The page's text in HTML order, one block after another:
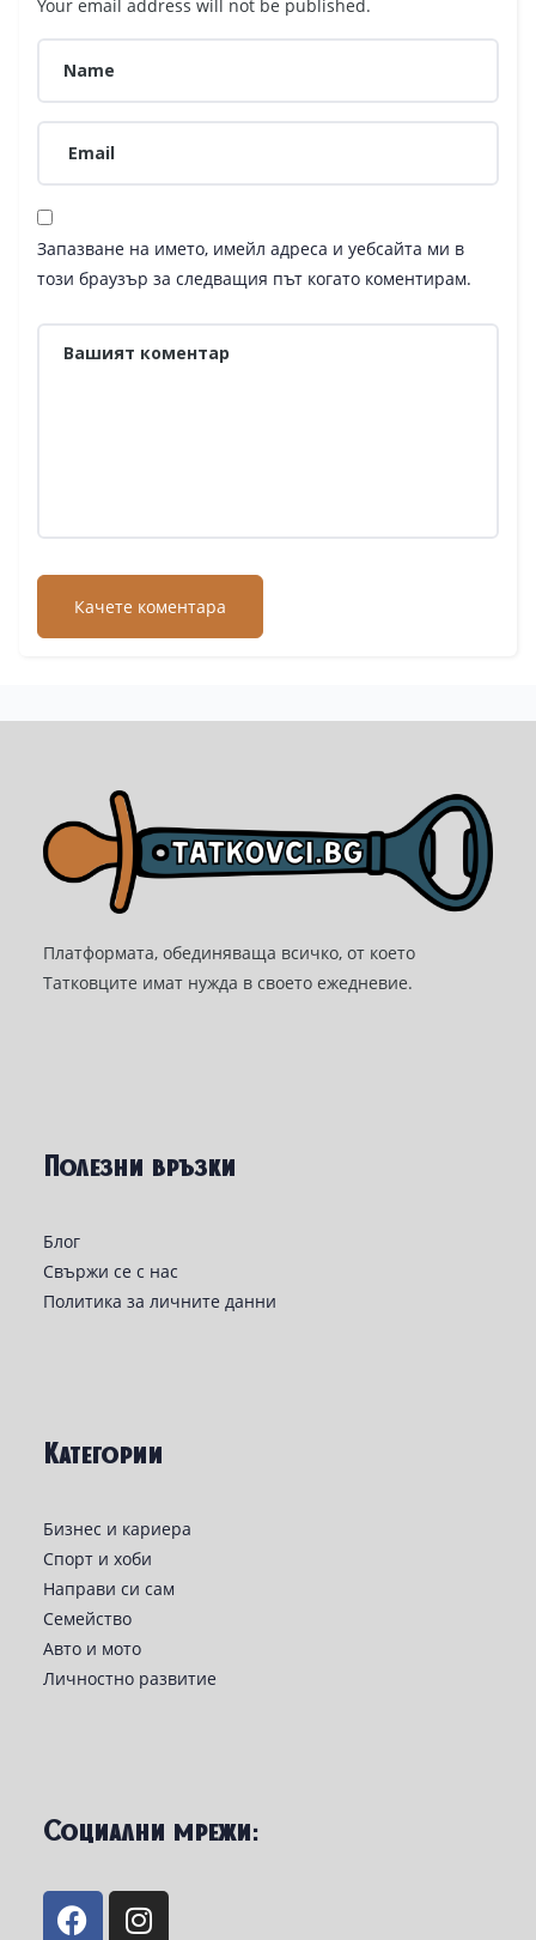
Your email address will not be published.
Запазване на името, имейл адреса и уебсайта ми в
този браузър за следващия път когато коментирам.
Платформата, обединяваща всичко, от което
Татковците имат нужда в своето ежедневие.
Полезни връзки
Блог
Свържи се с нас
Политика за личните данни
Категории
Бизнес и кариера
Спорт и хоби
Направи си сам
Семейство
Авто и мото
Личностно развитие
Социални мрежи: